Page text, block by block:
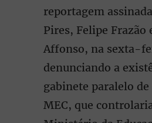
reportagem
Pires, Felipe Frazão
Affonso, na sexta-
denunciando a
gabinete paralelo
MEC, que